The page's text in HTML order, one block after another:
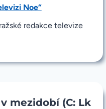
Noe“
redakce televize
mezidobí (C: Lk